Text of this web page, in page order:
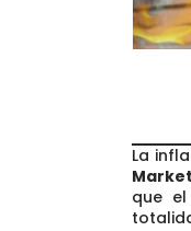
La
Market
que